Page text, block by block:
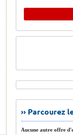
››
Aucune autre offre